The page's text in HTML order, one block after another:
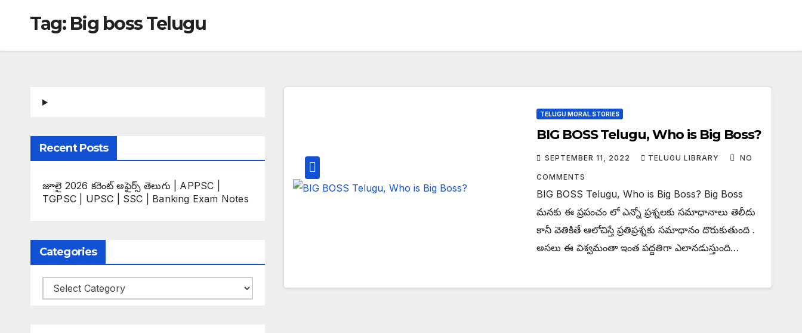
Tag: Big boss Telugu
Recent Posts
జూలై 2026 కరెంట్ అఫైర్స్ తెలుగు | APPSC |
TGPSC | UPSC | SSC | Banking Exam Notes
Categories
Categories
TELUGU MORAL STORIES
BIG BOSS Telugu, Who is Big Boss?
SEPTEMBER 11, 2022 TELUGU LIBRARY NO
COMMENTS
BIG BOSS Telugu, Who is Big Boss? Big Boss
మనకు ఈ ప్రపంచం లో ఎన్నో ప్రశ్నలకు సమాధానాలు తెలీదు
కానీ వెతికితే ఆలోచిస్తే ప్రతిప్రశ్నకు సమాధానం దొరుకుతుంది .
అసలు ఈ విశ్వమంతా ఇంత పద్దతిగా ఎలానడుస్తుంది…